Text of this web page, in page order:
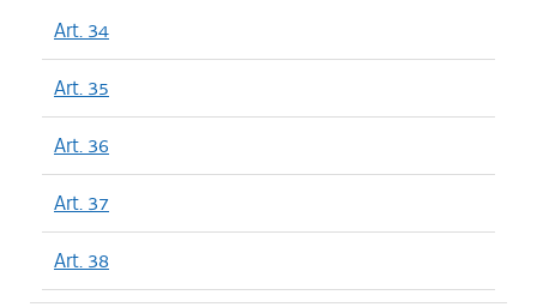
Art. 34
Art. 35
Art. 36
Art. 37
Art. 38